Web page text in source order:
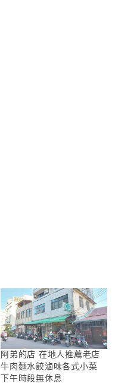
阿弟的店 在地人推薦老店
牛肉麵水餃滷味各式小菜
下午時段無休息